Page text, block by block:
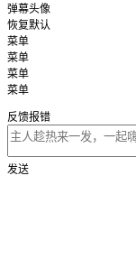
弹幕头像
恢复默认
菜单
菜单
菜单
菜单
反馈报错
发送